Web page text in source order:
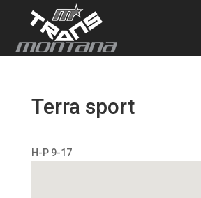
Terra sport
H-P 9-17